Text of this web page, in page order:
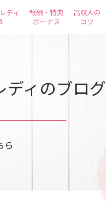
ディ
報酬・特典
ボーナス
高収入の
コツ
ディのブログ
ら